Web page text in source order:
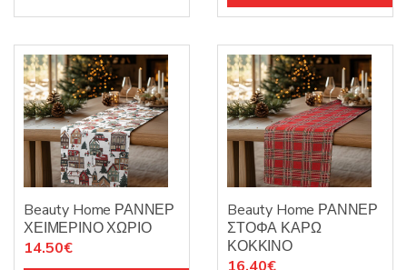
Beauty Home ΡΑΝΝΕΡ
ΧΕΙΜΕΡΙΝΟ ΧΩΡΙΟ
14.50€
Beauty Home ΡΑΝΝΕΡ
ΣΤΟΦΑ ΚΑΡΩ
ΚΟΚΚΙΝΟ